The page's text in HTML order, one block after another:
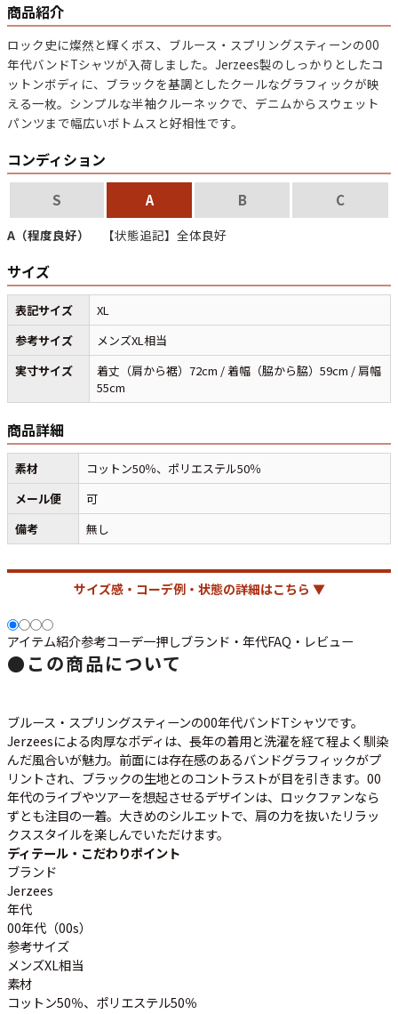
長袖シャツ XS S M L XL
半袖シャツ XS S M L XL
Tシャツ XS S M L XL
パンツ
W35,W36 W37以上
Search by Maniac
バンド
Tシャツ
USA製
ボロ ミリタリー
すべてのマニアックを見る
Search by Period年代から探す
90年代 80年代 70年代
すべての年代を見る
週刊ラッシュアウト新聞
古着コラム
メディア・イベント情報
Youtube 古着屋Rush Out チャンネル
スタッフコーディネート
商品紹介
ロック史に燦然と輝くボス、ブルース・スプリングスティーンの00
年代バンドTシャツが入荷しました。Jerzees製のしっかりとしたコ
ットンボディに、ブラックを基調としたクールなグラフィックが映
える一枚。シンプルな半袖クルーネックで、デニムからスウェット
パンツまで幅広いボトムスと好相性です。
コンディション
S A B C
A（程度良好） 【状態追記】全体良好
サイズ
表記サイズ
XL
参考サイズ
メンズXL相当
実寸サイズ
着丈（肩から裾）72cm / 着幅（脇から脇）59cm / 肩幅
55cm
商品詳細
素材
コットン50％、ポリエステル50％
メール便
可
備考
無し
サイズ感・コーデ例・状態の詳細はこちら ▼
アイテム紹介参考コーデ一押しブランド・年代FAQ・レビュー
● この商品について
ブルース・スプリングスティーンの00年代バンドTシャツです。
Jerzeesによる肉厚なボディは、長年の着用と洗濯を経て程よく馴染
んだ風合いが魅力。前面には存在感のあるバンドグラフィックがプ
リントされ、ブラックの生地とのコントラストが目を引きます。00
年代のライブやツアーを想起させるデザインは、ロックファンなら
ずとも注目の一着。大きめのシルエットで、肩の力を抜いたリラッ
クススタイルを楽しんでいただけます。
ディテール・こだわりポイント
ブランド
Jerzees
年代
00年代（00s）
参考サイズ
メンズXL相当
素材
コットン50％、ポリエステル50％